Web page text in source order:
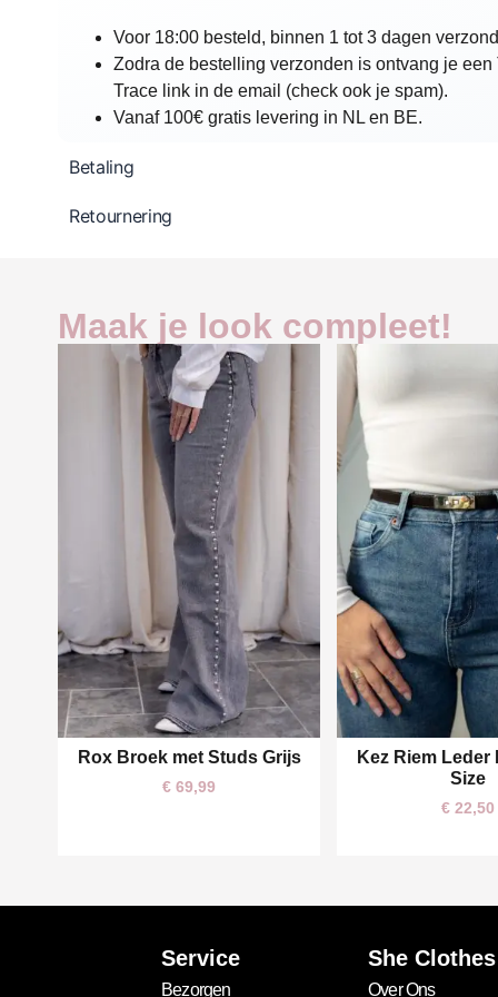
Voor 18:00 besteld, binnen 1 tot 3 dagen
Zodra de bestelling verzonden is ontvang je een
Trace link in de email (check ook je spam).
Vanaf 100€ gratis levering in NL en BE.
Betaling
Retournering
Maak je look compleet!
XS S M
Rox Broek met Studs Grijs
€ 69,99
One size
Kez Riem Leder
Size
€ 22,50
Service
Bezorgen
She Clothes
Over Ons